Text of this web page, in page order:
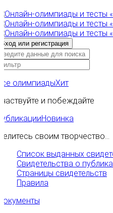
олимпиадыХит
и побеждайте
Новинка
своим творчество...
Список выданных
Свидетельства о
Страницы свидетельств
Правила